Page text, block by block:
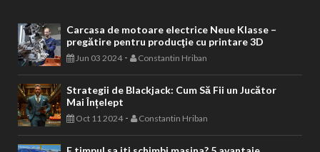
Carcasa de motoare electrice Neue Klasse –
pregătire pentru producţie cu printare 3D
Jun 03 2024- Constantin Hriban
Strategii de Blackjack: Cum Să Fii un Jucător
Mai Înțelept
Oct 11 2024- Constantin Hriban